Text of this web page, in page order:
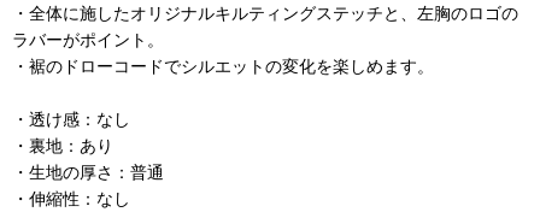
・全体に施したオリジナルキルティングステッチと、左胸のロゴの
ラバーがポイント。
・裾のドローコードでシルエットの変化を楽しめます。
・透け感：なし
・裏地：あり
・生地の厚さ：普通
・伸縮性：なし